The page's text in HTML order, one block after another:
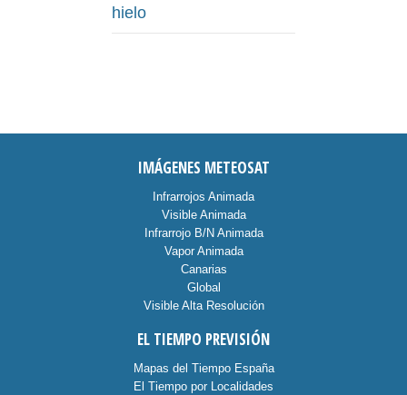
hielo
IMÁGENES METEOSAT
Infrarrojos Animada
Visible Animada
Infrarrojo B/N Animada
Vapor Animada
Canarias
Global
Visible Alta Resolución
EL TIEMPO PREVISIÓN
Mapas del Tiempo España
El Tiempo por Localidades